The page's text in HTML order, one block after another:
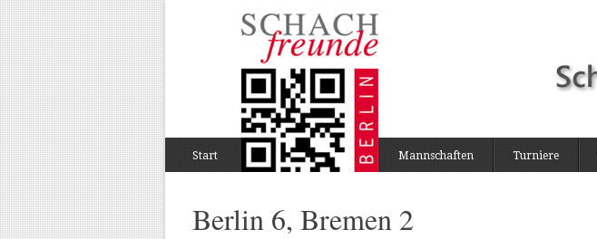
Start Mannschaften Turniere
Berlin 6, Bremen 2